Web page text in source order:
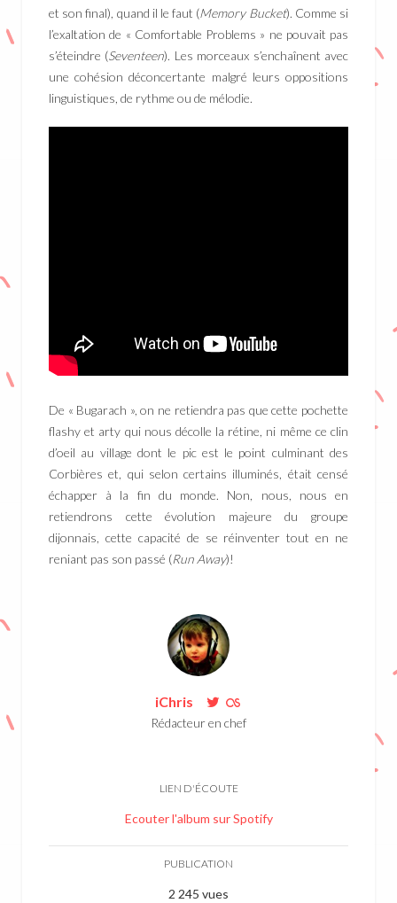
et son final), quand il le faut (Memory Bucket). Comme si
l’exaltation de « Comfortable Problems » ne pouvait pas
s’éteindre (Seventeen). Les morceaux s’enchaînent avec
une cohésion déconcertante malgré leurs oppositions
linguistiques, de rythme ou de mélodie.
De « Bugarach », on ne retiendra pas que cette pochette
flashy et arty qui nous décolle la rétine, ni même ce clin
d’oeil au village dont le pic est le point culminant des
Corbières et, qui selon certains illuminés, était censé
échapper à la fin du monde. Non, nous, nous en
retiendrons cette évolution majeure du groupe
dijonnais, cette capacité de se réinventer tout en ne
reniant pas son passé (Run Away)!
iChris
Rédacteur en chef
LIEN D'ÉCOUTE
Ecouter l'album sur Spotify
PUBLICATION
2 245 vues